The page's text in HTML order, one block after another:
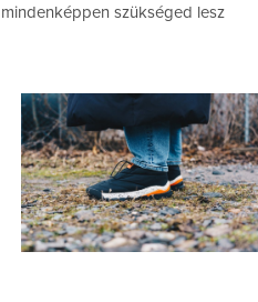
szükséged lesz